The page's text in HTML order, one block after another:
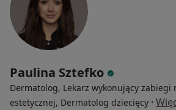
Paulina Sztefko
Dermatolog, Lekarz wykonujący zabiegi
estetycznej, Dermatolog dziecięcy ·